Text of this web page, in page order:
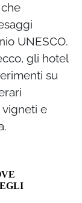
UNESCO.
gli hotel
su
vigneti e